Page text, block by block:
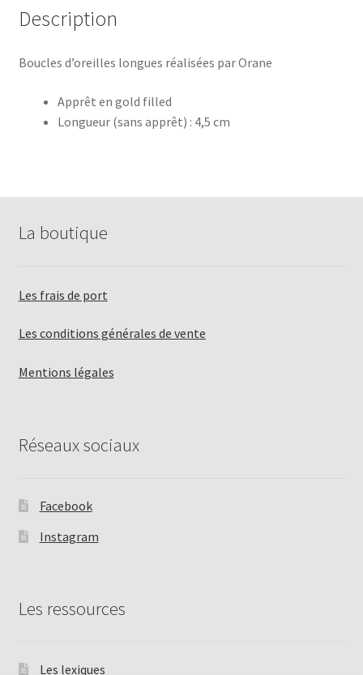
Description
Boucles d’oreilles longues réalisées par Orane
Apprêt en gold filled
Longueur (sans apprêt) : 4,5 cm
La boutique
Les frais de port
Les conditions générales de vente
Mentions légales
Réseaux sociaux
Facebook
Instagram
Les ressources
Les lexiques